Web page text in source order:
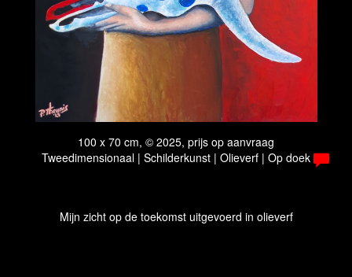
100 x 70 cm, © 2025, prijs op aanvraag
Tweedimensionaal | Schilderkunst | Olieverf | Op doek
Mijn zicht op de toekomst uitgevoerd in olieverf